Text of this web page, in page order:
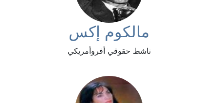
مالكوم إكس
ناشط حقوقي أفروأمريكي